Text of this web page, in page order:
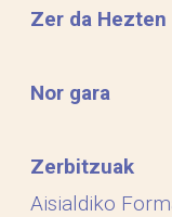
Zer da Hezten
Nor gara
Zerbitzuak
Aisialdiko